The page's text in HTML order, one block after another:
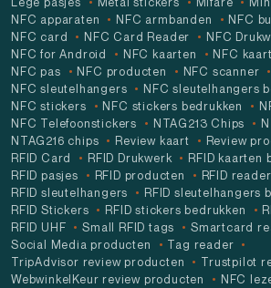
NFC apparaten
NFC armbanden
NFC
NFC card
NFC Card Reader
NFC
NFC for Android
NFC kaarten
NFC
NFC pas
NFC producten
NFC scanner
NFC sleutelhangers
NFC sleutelhangers
NFC stickers
NFC stickers bedrukken
NFC Telefoonstickers
NTAG213 Chips
NTAG216 chips
Review kaart
Review
RFID Card
RFID Drukwerk
RFID kaarten
RFID pasjes
RFID producten RFID reader
RFID sleutelhangers
RFID sleutelhangers
RFID Stickers
RFID stickers bedrukken
RFID UHF
Small RFID tags
Smartcard
Social Media producten
Tag reader
TripAdvisor review producten
Trustpilot
WebwinkelKeur review producten
NFC